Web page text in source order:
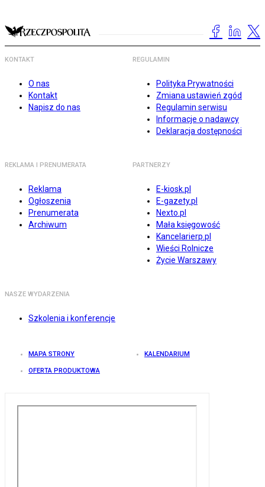
KONTAKT
O nas
Kontakt
Napisz do nas
REGULAMIN
Polityka Prywatności
Zmiana ustawień zgód
Regulamin serwisu
Informacje o nadawcy
Deklaracja dostępności
REKLAMA I PRENUMERATA
Reklama
Ogłoszenia
Prenumerata
Archiwum
PARTNERZY
E-kiosk.pl
E-gazety.pl
Nexto.pl
Mała księgowość
Kancelarierp.pl
Wieści Rolnicze
Życie Warszawy
NASZE WYDARZENIA
Szkolenia i konferencje
MAPA STRONY KALENDARIUM
OFERTA PRODUKTOWA